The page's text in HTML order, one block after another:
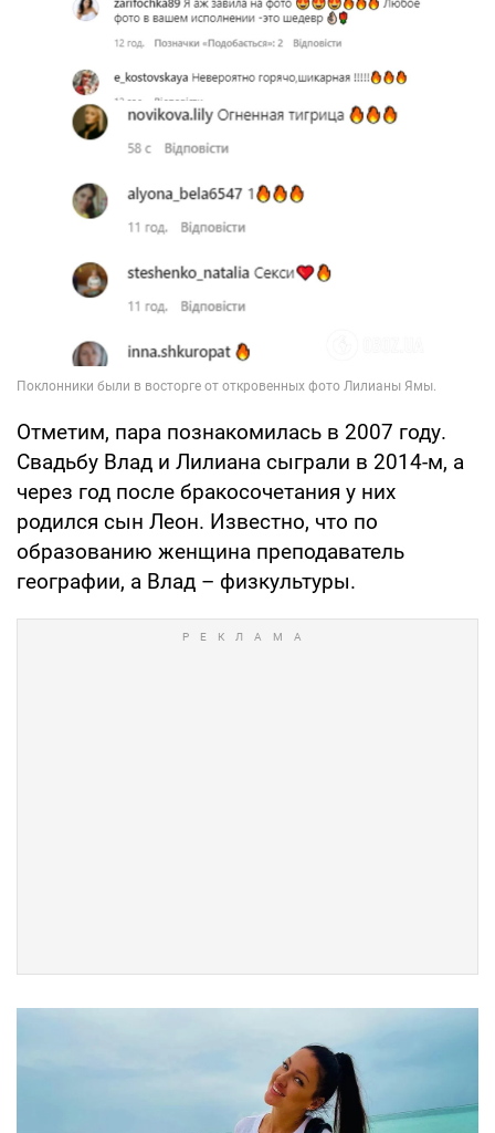
Отметим, пара познакомилась в 2007 году.
Свадьбу Влад и Лилиана сыграли в 2014-м, а
через год после бракосочетания у них
родился сын Леон. Известно, что по
образованию женщина преподаватель
географии, а Влад – физкультуры.